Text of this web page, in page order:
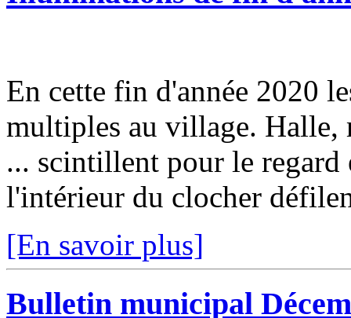
En cette fin d'année 2020
multiples au village. Halle,
... scintillent pour le regard
l'intérieur du clocher
[En savoir plus]
Bulletin municipal